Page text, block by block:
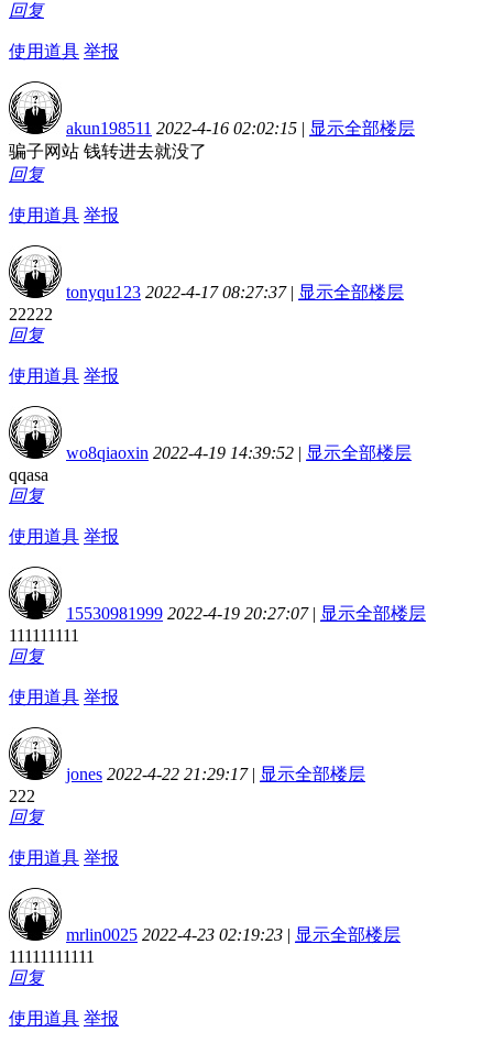
回复
使用道具 举报
akun198511 2022-4-16 02:02:15 | 显示全部楼层
骗子网站 钱转进去就没了
回复
使用道具 举报
tonyqu123 2022-4-17 08:27:37 | 显示全部楼层
22222
回复
使用道具 举报
wo8qiaoxin 2022-4-19 14:39:52 | 显示全部楼层
qqasa
回复
使用道具 举报
15530981999 2022-4-19 20:27:07 | 显示全部楼层
111111111
回复
使用道具 举报
jones 2022-4-22 21:29:17 | 显示全部楼层
222
回复
使用道具 举报
mrlin0025 2022-4-23 02:19:23 | 显示全部楼层
11111111111
回复
使用道具 举报